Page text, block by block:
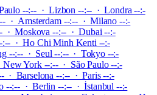
--:-- · Lizbon --:-- · Londra --:-
· Amsterdam --:-- · Milano --:-
· Moskova --:-- · Dubai --:-
· Ho Chi Minh Kenti --:-
--:-- · Seul --:-- · Tokyo --:-
New York --:-- · São Paulo --:-
Barselona --:-- · Paris --:-
--:-- · Berlin --:-- · İstanbul --:-